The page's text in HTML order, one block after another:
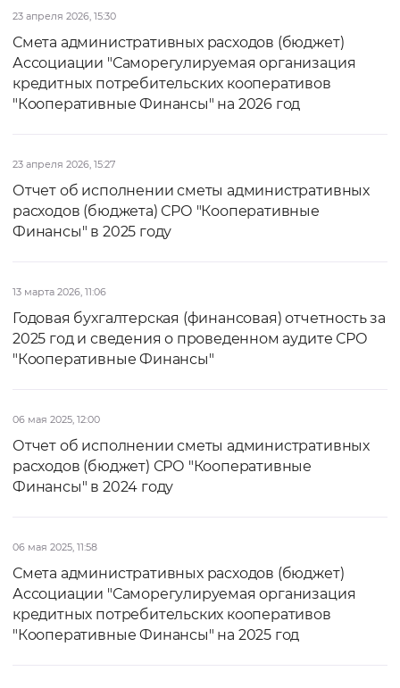
23 апреля 2026, 15:30
Смета административных расходов (бюджет)
Ассоциации "Саморегулируемая организация
кредитных потребительских кооперативов
"Кооперативные Финансы" на 2026 год
23 апреля 2026, 15:27
Отчет об исполнении сметы административных
расходов (бюджета) СРО "Кооперативные
Финансы" в 2025 году
13 марта 2026, 11:06
Годовая бухгалтерская (финансовая) отчетность за
2025 год и сведения о проведенном аудите СРО
"Кооперативные Финансы"
06 мая 2025, 12:00
Отчет об исполнении сметы административных
расходов (бюджет) СРО "Кооперативные
Финансы" в 2024 году
06 мая 2025, 11:58
Смета административных расходов (бюджет)
Ассоциации "Саморегулируемая организация
кредитных потребительских кооперативов
"Кооперативные Финансы" на 2025 год